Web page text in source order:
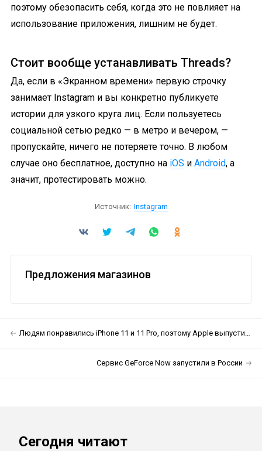
поэтому обезопасить себя, когда это не повлияет на
использование приложения, лишним не будет.
Стоит вообще устанавливать Threads?
Да, если в «Экранном времени» первую строчку
занимает Instagram и вы конкретно публикуете
истории для узкого круга лиц. Если пользуетесь
социальной сетью редко — в метро и вечером, —
пропускайте, ничего не потеряете точно. В любом
случае оно бесплатное, доступно на iOS и Android, а
значит, протестировать можно.
Источник: Instagram
Предложения магазинов
Людям понравились iPhone 11 и 11 Pro, поэтому Apple выпустит больше айфонов
Сервис GeForce Now запустили в России
Сегодня читают